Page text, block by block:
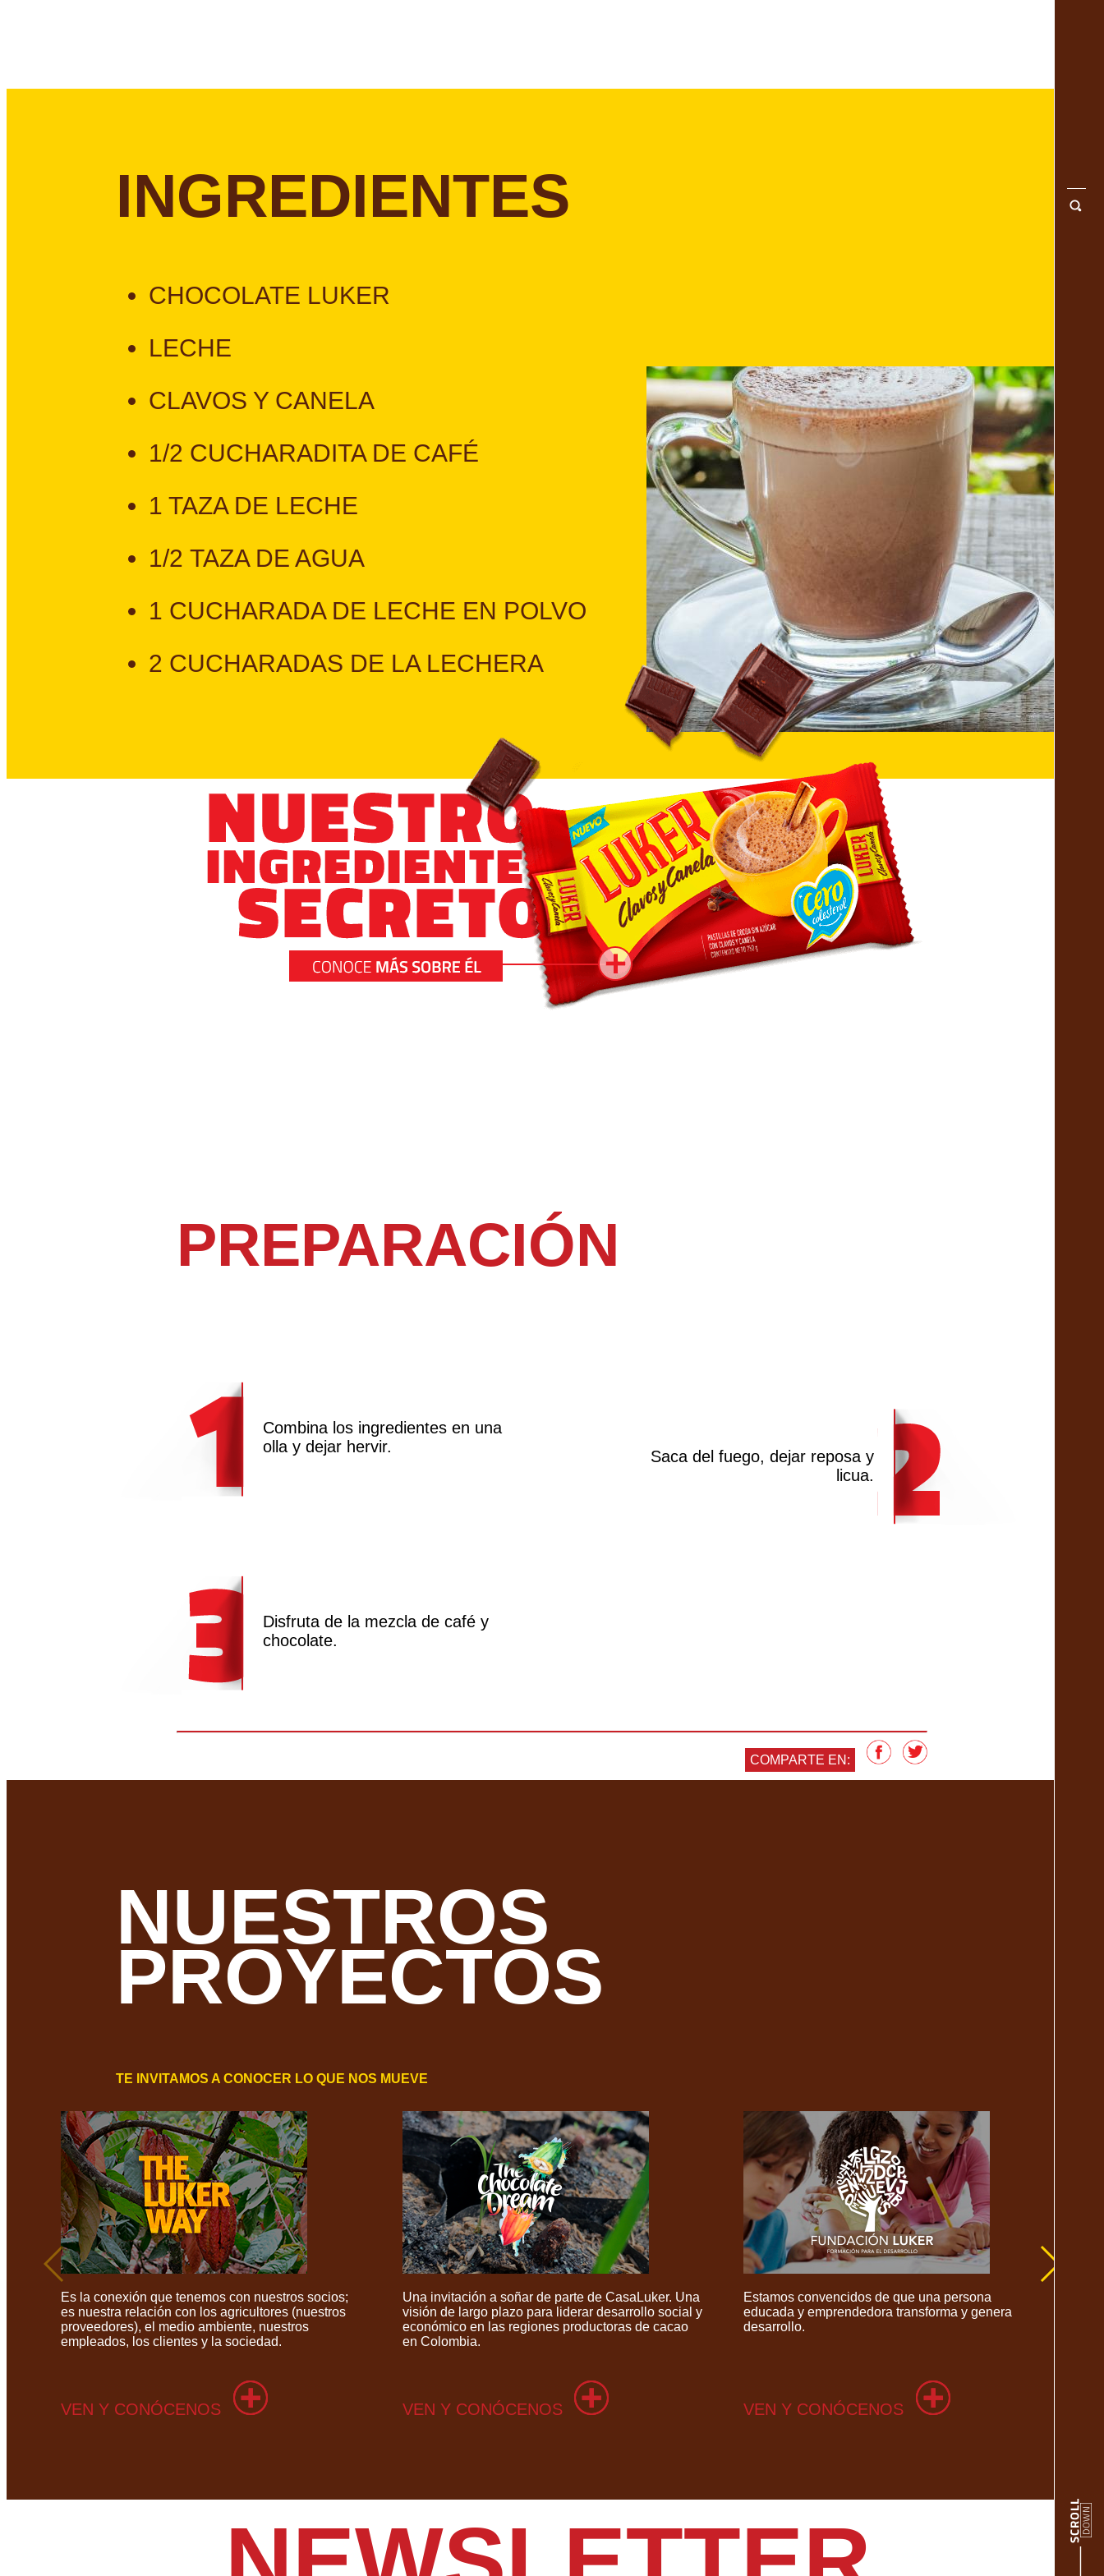
INGREDIENTES
CHOCOLATE LUKER
LECHE
CLAVOS Y CANELA
1/2 CUCHARADITA DE CAFÉ
1 TAZA DE LECHE
1/2 TAZA DE AGUA
1 CUCHARADA DE LECHE EN POLVO
2 CUCHARADAS DE LA LECHERA
PREPARACIÓN
Combina los ingredientes en una
olla y dejar hervir.
Saca del fuego, dejar reposa y
licua.
Disfruta de la mezcla de café y
chocolate.
COMPARTE EN:
NUESTROS
PROYECTOS
TE INVITAMOS A CONOCER LO QUE NOS MUEVE
Es la conexión que tenemos con nuestros socios;
es nuestra relación con los agricultores (nuestros
proveedores), el medio ambiente, nuestros
empleados, los clientes y la sociedad. ​
VEN Y CONÓCENOS
Una invitación a soñar de parte de CasaLuker. Una
visión de largo plazo para liderar desarrollo social y
económico en las regiones productoras de cacao
en Colombia.
VEN Y CONÓCENOS
Estamos convencidos de que una persona
educada y emprendedora transforma y genera
desarrollo.
VEN Y CONÓCENOS